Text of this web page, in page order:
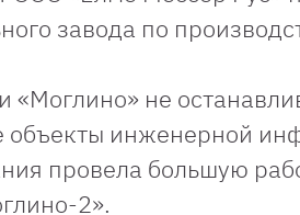
завода по
«Моглино» не
объекты инженерной
провела большую
2».